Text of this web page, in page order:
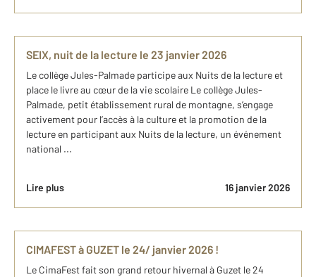
SEIX, nuit de la lecture le 23 janvier 2026
Le collège Jules-Palmade participe aux Nuits de la lecture et
place le livre au cœur de la vie scolaire Le collège Jules-
Palmade, petit établissement rural de montagne, s’engage
activement pour l’accès à la culture et la promotion de la
lecture en participant aux Nuits de la lecture, un événement
national ...
Lire plus 16 janvier 2026
CIMAFEST à GUZET le 24/ janvier 2026 !
Le CimaFest fait son grand retour hivernal à Guzet le 24